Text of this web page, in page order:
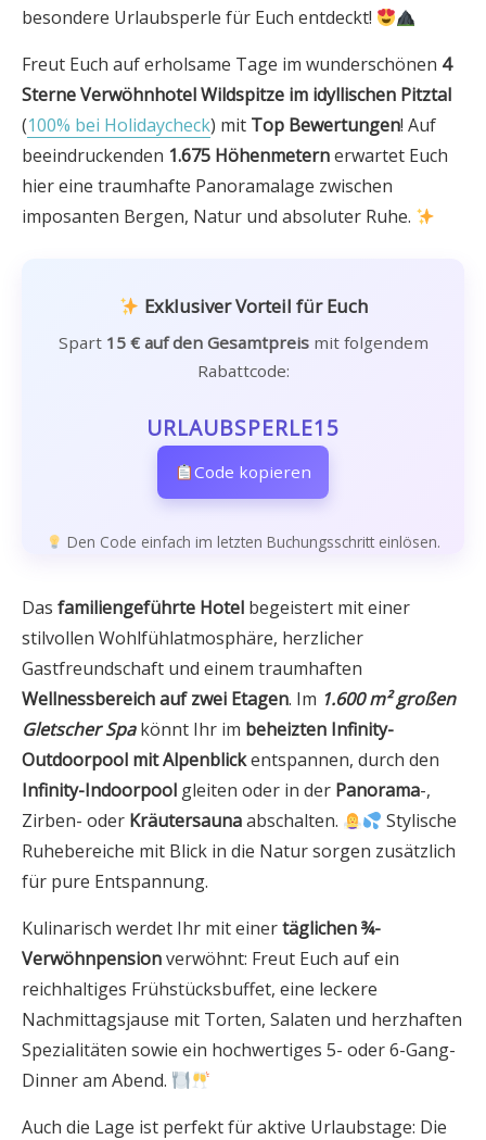
besondere Urlaubsperle für Euch entdeckt!
Freut Euch auf erholsame Tage im wunderschönen 4
Sterne Verwöhnhotel Wildspitze im idyllischen Pitztal
(100% bei Holidaycheck) mit Top Bewertungen! Auf
beeindruckenden 1.675 Höhenmeternerwartet Euch
hier eine traumhafte Panoramalage zwischen
imposanten Bergen, Natur und absoluter Ruhe.
Exklusiver Vorteil für Euch
Spart 15 € auf den Gesamtpreismit folgendem
Rabattcode:
URLAUBSPERLE15
Code kopieren
Den Code einfach im letzten Buchungsschritt einlösen.
Das familiengeführte Hotel begeistert mit einer
stilvollen Wohlfühlatmosphäre, herzlicher
Gastfreundschaft und einem traumhaften
Wellnessbereich auf zwei Etagen. Im 1.600 m² großen
Gletscher Spakönnt Ihr im beheizten Infinity-
Outdoorpool mit Alpenblickentspannen, durch den
Infinity-Indoorpool gleiten oder in der Panorama-,
Zirben- oder Kräutersaunaabschalten.
Stylische
Ruhebereiche mit Blick in die Natur sorgen zusätzlich
für pure Entspannung.
Kulinarisch werdet Ihr mit einertäglichen ¾-
Verwöhnpensionverwöhnt: Freut Euch auf ein
reichhaltiges Frühstücksbuffet, eine leckere
Nachmittagsjause mit Torten, Salaten und herzhaften
Spezialitäten sowie ein hochwertiges 5- oder 6-Gang-
Dinner am Abend.
Auch die Lage ist perfekt für aktive Urlaubstage: Die